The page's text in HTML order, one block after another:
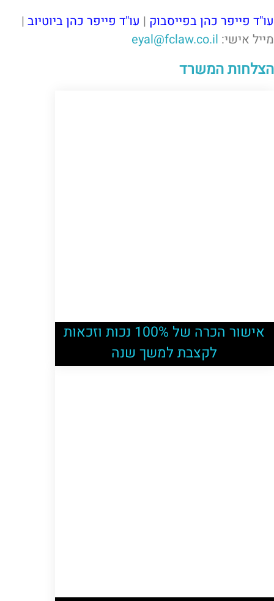
עו"ד פייפר כהן בפייסבוק | עו"ד פייפר כהן ביוטיוב |
מייל אישי: eyal@fclaw.co.il
הצלחות המשרד
אישור הכרה של 100% נכות וזכאות
לקצבת למשך שנה